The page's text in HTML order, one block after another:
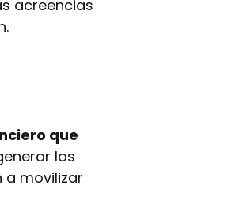
acreencias
que
las
a movilizar